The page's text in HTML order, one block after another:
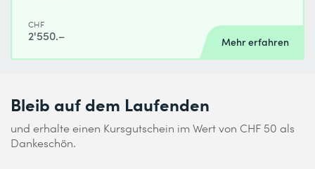
CHF
2'550.– Mehr erfahren
Bleib auf dem Laufenden
und erhalte einen Kursgutschein im Wert von CHF 50 als
Dankeschön.